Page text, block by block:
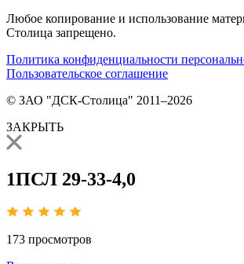
Любое копирование и использование
Столица запрещено.
Политика конфиденциальности
Пользовательское соглашение
© ЗАО "ДСК-Столица" 2011–2026
ЗАКРЫТЬ
1ПСЛ 29-33-4,0
173 просмотров